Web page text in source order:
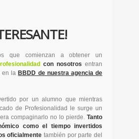
que comienzan a obtener un
con nosotros entran
en la BBDD de nuestra agencia de
por un alumno que mientras
de Profesionalidad le surge un
compaginarlo no lo pierde. Tanto
como el tiempo invertidos
oficialmente también por parte del